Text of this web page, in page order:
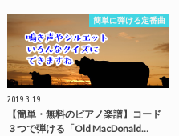
簡単に弾ける定番曲
2019.3.19
【簡単・無料のピアノ楽譜】コード
３つで弾ける「Old MacDonald…